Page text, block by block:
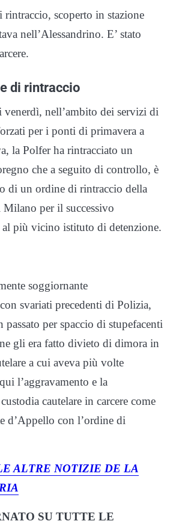
scoperto in stazione
nell’Alessandrino. E’ stato
di rintraccio
nell’ambito dei servizi di
per i ponti di primavera a
la Polfer ha rintracciato un
che a seguito di controllo, è
di un ordine di rintraccio della
per il successivo
al più vicino istituto di detenzione.
soggiornante
svariati precedenti di Polizia,
passato per spaccio di stupefacenti
gli era fatto divieto di dimora in
a cui aveva più volte
l’aggravamento e la
cautelare in carcere come
d’Appello con l’ordine di
ALTRE NOTIZIE DE LA
SU TUTTE LE